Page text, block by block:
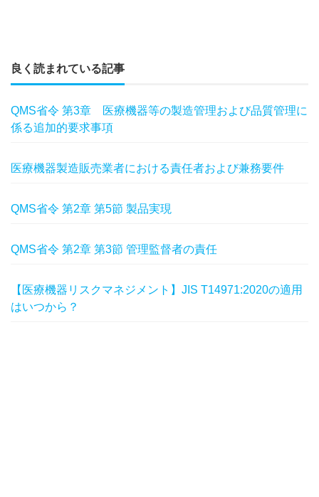
良く読まれている記事
QMS省令 第3章 医療機器等の製造管理および品質管理に
係る追加的要求事項
医療機器製造販売業者における責任者および兼務要件
QMS省令 第2章 第5節 製品実現
QMS省令 第2章 第3節 管理監督者の責任
【医療機器リスクマネジメント】JIS T14971:2020の適用
はいつから？